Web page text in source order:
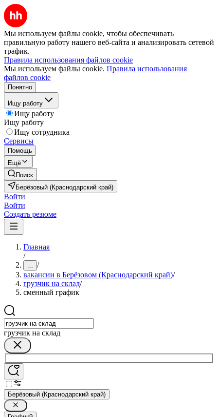
Мы используем файлы cookie, чтобы обеспечивать
правильную работу нашего веб-сайта и анализировать сетевой
трафик.
Правила использования файлов cookie
Мы используем файлы cookie. Правила использования
файлов cookie
Понятно
Ищу работу
Ищу работу
Ищу работу
Ищу сотрудника
Сервисы
Помощь
Ещё
Поиск
Берёзовый (Краснодарский край)
Войти
Войти
Создать резюме
Главная
/
... /
вакансии в Берёзовом (Краснодарский край)/
грузчик на склад/
сменный график
грузчик на склад
Берёзовый (Краснодарский край)